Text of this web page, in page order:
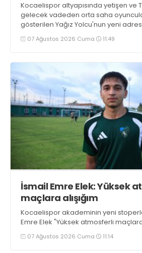
Kocaelispor altyapısında yetişen ve
gelecek vadeden orta saha
gösterilen Yağız Yolcu'nun yeni
takımlarından Bigaspor ile 1+1 yıllık
07 Ağustos 2026 Cuma 11:49
İsmail Emre Elek: Yüksek
maçlara alışığım
Kocaelispor akademinin yeni
Emre Elek "Yüksek atmosferli maçlara
07 Ağustos 2026 Cuma 11:14